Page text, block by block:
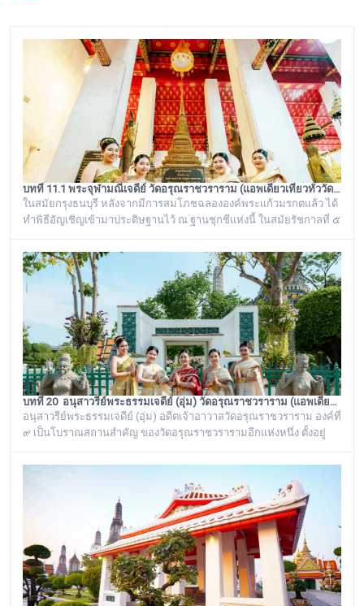
บทที่ 11.1 พระจุฬามณีเจดีย์ วัดอรุณราชวราราม (แอพเดียวเที่ยวทั่ววัดอรุณ)
ในสมัยกรุงธนบุรี หลังจากมีการสมโภชฉลององค์พระแก้วมรกตแล้ว ได้
ทำพิธีอัญเชิญเข้ามาประดิษฐานไว้ ณ ฐานชุกชีแห่งนี้ ในสมัยรัชกาลที่ ๕
บ้านได้เรียกเพี้ยนกันไปว่า “วิหารพระเขี้ยวแก้ว” พระจุฬามณีเจดีย์องค์นี้
เป็นสิ่งศักดิ์สิทธิ์ของวัดอรุณราชวราราม ที่ชาวบ้านในละแวกนี้ให้ความ
เคารพศรัทธาตั้งแต่ครั้งอดีตกาลจวบจนมาถึงยุคปัจ
บทที่ 20 อนุสาวรีย์พระธรรมเจดีย์ (อุ่ม) วัดอรุณราชวราราม (แอพเดียวเที่ยวทั่ววัดอรุณ)
อนุสาวรีย์พระธรรมเจดีย์ (อุ่ม) อดีตเจ้าอาวาสวัดอรุณราชวราราม องค์ที่
๙ เป็นโบราณสถานสำคัญ ของวัดอรุณราชวรารามอีกแห่งหนึ่ง ตั้งอยู่
วัดริมแม่น้ำเจ้าพระยา ภายในรั้วอนุสาวรีย์สำคัญของวัดอรุณ
ราชวรารามแห่งนี้ จะมีโกศหินทรายโบราณสีเขียวแบบจีน ซึ่งเป็นสถาน
ที่บรรจุบรรจุอัฐิของพระธรรมเจดีย์ (อุ่ม) อดีตเจ้าอาวาสวัดอรุณ
ราชวราราม องค์ที่ ๙